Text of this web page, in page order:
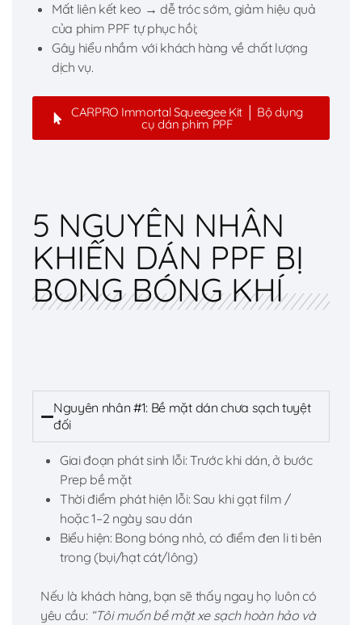
Mất liên kết keo → dễ tróc sớm, giảm hiệu quả
của phim PPF tự phục hồi;
Gây hiểu nhầm với khách hàng về chất lượng
dịch vụ.
CARPRO Immortal Squeegee Kit │ Bộ dụng
cụ dán phim PPF
5 NGUYÊN NHÂN
KHIẾN DÁN PPF BỊ
BONG BÓNG KHÍ
Nguyên nhân #1: Bề mặt dán chưa sạch tuyệt
đối
Giai đoạn phát sinh lỗi: Trước khi dán, ở bước
Prep bề mặt
Thời điểm phát hiện lỗi: Sau khi gạt film /
hoặc 1–2 ngày sau dán
Biểu hiện: Bong bóng nhỏ, có điểm đen li ti bên
trong (bụi/hạt cát/lông)
Nếu là khách hàng, bạn sẽ thấy ngay họ luôn có
yêu cầu: “Tôi muốn bề mặt xe sạch hoàn hảo và